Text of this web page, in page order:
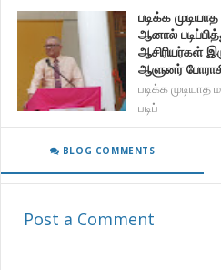
படிக்க
ஆனால்
ஆசிரியர்கள்
ஆளுனர்
படிக்க
படிப்
BLOG COMMENTS
Post a Comment